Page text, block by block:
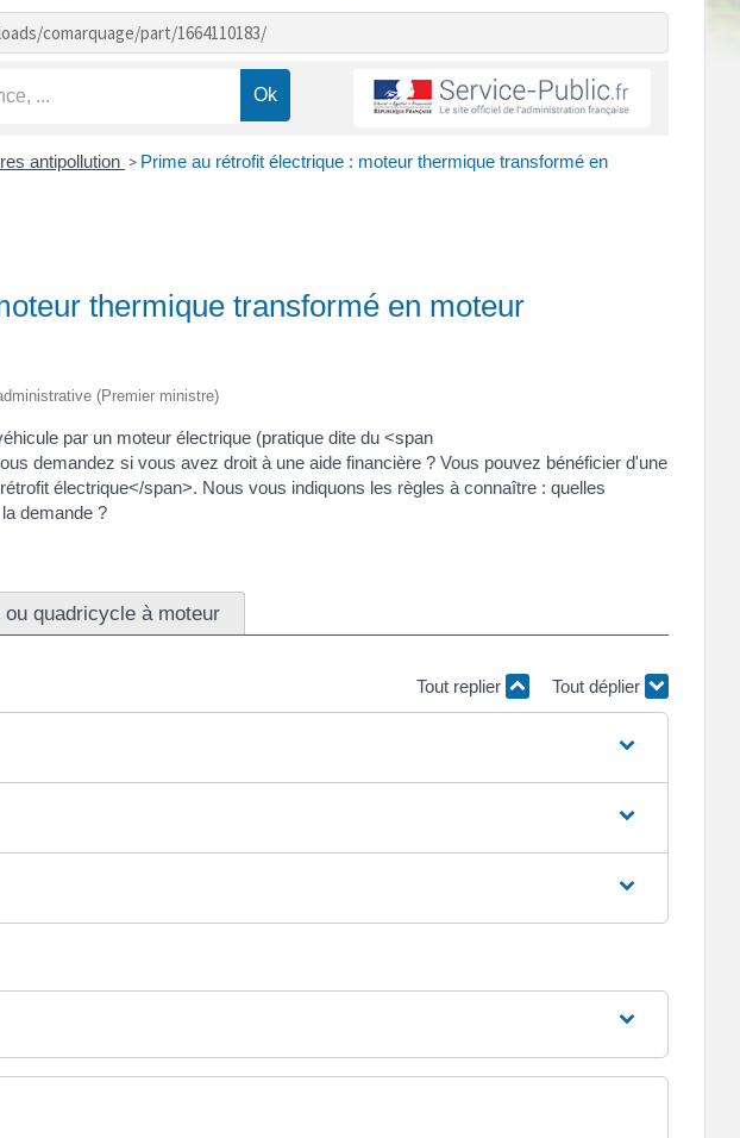
comarquage/part/1664110183/
antipollution > Prime au rétrofit électrique : moteur thermique transformé en
thermique transformé en moteur
(Premier ministre)
par un moteur électrique (pratique dite du <span
demandez si vous avez droit à une aide financière ? Vous pouvez bénéficier d'une
électrique</span>. Nous vous indiquons les règles à connaître : quelles
demande ?
ou quadricycle à moteur
Tout replier Tout déplier